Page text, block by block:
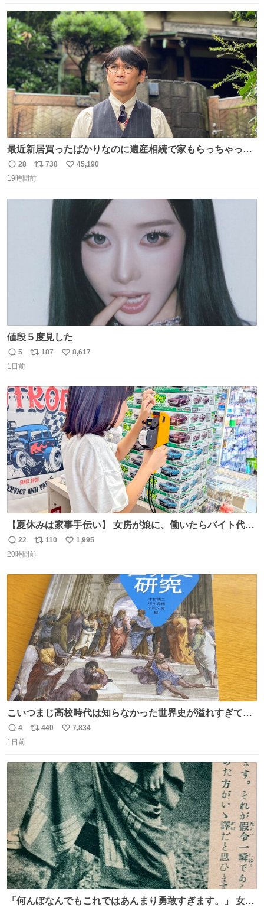
ト
数
数
最近新居買ったばかりなのに遺産相続で家もらっちゃった
長男
返
信
28
リ
ポ
738
い
数
45,190
19時間前
値段５度見した
返
信
5
リ
ト
数
187
い
数
8,617
1日前
【夏休みは家事手伝い】 女房が娘に、働いたらバイト代も
らえば？と言ったら、娘は、いらない、と言って黙々と働
いてくれました。 あとでソフトクリーム買ってやろうと思
返
信
22
リ
ポ
数
110
い
数
1,995
20時間前
こいつまじ高校時代は知らなかった世界史が溢れすぎてて
𝑩𝑰𝑮 𝑳𝑶𝑽𝑬＿＿
返
信
4
リ
ト
数
440
い
数
7,834
1日前
「何んぼなんでもこれではあんまり勇敢すぎます。」 女性